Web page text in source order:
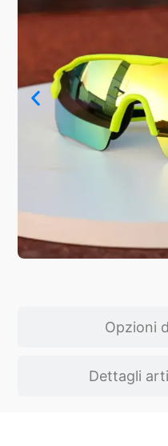
Opzioni
Dettagli